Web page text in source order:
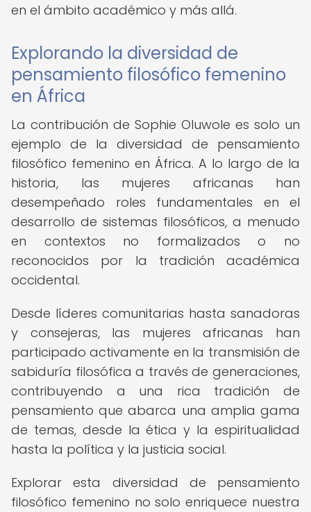
en el ámbito académico y más allá.
Explorando la diversidad de
pensamiento filosófico femenino
en África
La contribución de Sophie Oluwole es solo un
ejemplo de la diversidad de pensamiento
filosófico femenino en África. A lo largo de la
historia, las mujeres africanas han
desempeñado roles fundamentales en el
desarrollo de sistemas filosóficos, a menudo
en contextos no formalizados o no
reconocidos por la tradición académica
occidental.
Desde líderes comunitarias hasta sanadoras
y consejeras, las mujeres africanas han
participado activamente en la transmisión de
sabiduría filosófica a través de generaciones,
contribuyendo a una rica tradición de
pensamiento que abarca una amplia gama
de temas, desde la ética y la espiritualidad
hasta la política y la justicia social.
Explorar esta diversidad de pensamiento
filosófico femenino no solo enriquece nuestra